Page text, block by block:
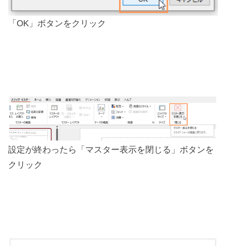
「OK」ボタンをクリック
設定が終わったら「マスター表示を閉じる」ボタンを
クリック